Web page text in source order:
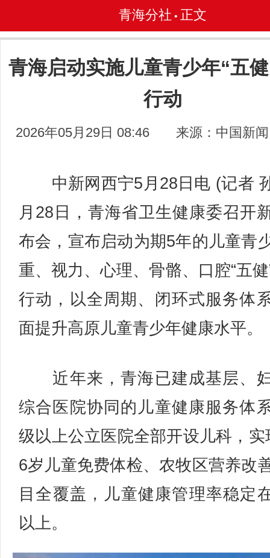
青海分社 • 正文
青海启动实施儿童青少年“五
行动
2026年05月29日 08:46 来源：中国新
中新网西宁5月28日电 (记者
月28日，青海省卫生健康委召开
布会，宣布启动为期5年的儿童青
重、视力、心理、骨骼、口腔“五
行动，以全周期、闭环式服务体
面提升高原儿童青少年健康水平。
近年来，青海已建成基层、
综合医院协同的儿童健康服务体
级以上公立医院全部开设儿科，
6岁儿童免费体检、农牧区营养改
目全覆盖，儿童健康管理率稳定
以上。